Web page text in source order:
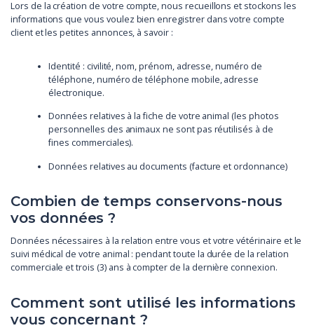
Lors de la création de votre compte, nous recueillons et stockons les
informations que vous voulez bien enregistrer dans votre compte
client et les petites annonces, à savoir :
Identité : civilité, nom, prénom, adresse, numéro de
téléphone, numéro de téléphone mobile, adresse
électronique.
Données relatives à la fiche de votre animal (les photos
personnelles des animaux ne sont pas réutilisés à de
fines commerciales).
Données relatives au documents (facture et ordonnance)
Combien de temps conservons-nous
vos données ?
Données nécessaires à la relation entre vous et votre vétérinaire et le
suivi médical de votre animal : pendant toute la durée de la relation
commerciale et trois (3) ans à compter de la dernière connexion.
Comment sont utilisé les informations
vous concernant ?